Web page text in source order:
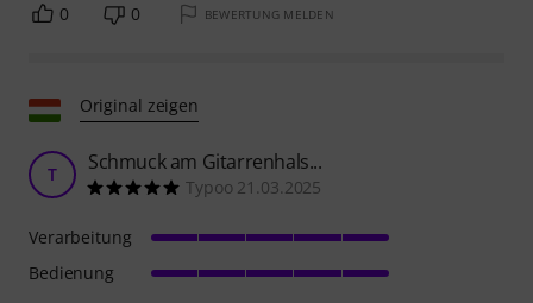
0 0 BEWERTUNG MELDEN
Original zeigen
T Schmuck am Gitarrenhals...
Typoo 21.03.2025
Verarbeitung
Bedienung